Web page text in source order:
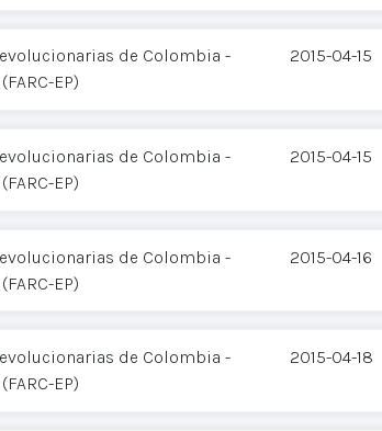
de Colombia -
EP)
2015-04-15
de Colombia -
EP)
2015-04-15
de Colombia -
EP)
2015-04-16
de Colombia -
EP)
2015-04-18